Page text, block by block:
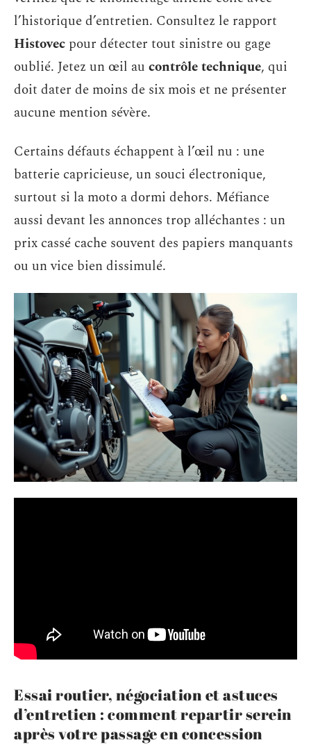
l’historique d’entretien. Consultez le rapport
Histovec pour détecter tout sinistre ou gage
oublié. Jetez un œil au contrôle technique, qui
doit dater de moins de six mois et ne présenter
aucune mention sévère.
Certains défauts échappent à l’œil nu : une
batterie capricieuse, un souci électronique,
surtout si la moto a dormi dehors. Méfiance
aussi devant les annonces trop alléchantes : un
prix cassé cache souvent des papiers manquants
ou un vice bien dissimulé.
Essai routier, négociation et astuces
d’entretien : comment repartir serein
après votre passage en concession